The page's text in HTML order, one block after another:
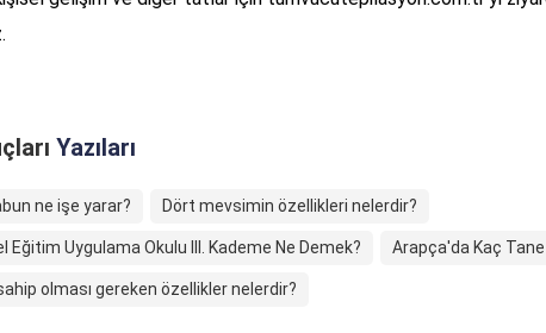
Yazıları
ne işe yarar? Dört mevsimin özellikleri nelerdir?
Eğitim Uygulama Okulu III. Kademe Ne Demek? Arapça'da Kaç Tane
olması gereken özellikler nelerdir?